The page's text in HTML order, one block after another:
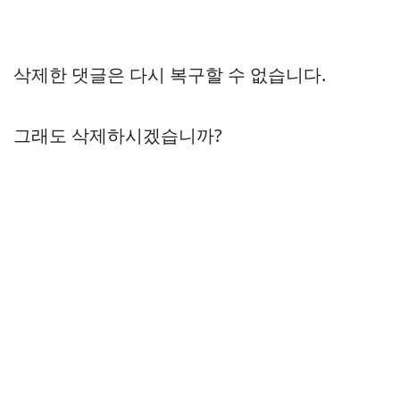
삭제한 댓글은 다시 복구할 수 없습니다.
그래도 삭제하시겠습니까?